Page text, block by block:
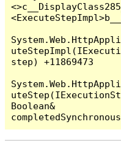
step) +11869473
Boolean&